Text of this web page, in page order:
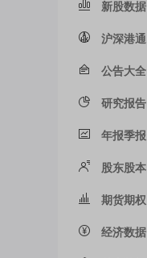
新股数据
沪深港通
公告大全
研究报告
年报季报
股东股本
期货期权
经济数据